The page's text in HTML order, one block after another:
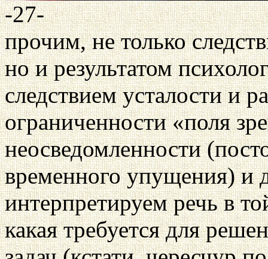
-27-
прочим, не только
но и результатом
следствием усталости и
ограниченности «поля
неосведомленности
временного упущения) и
интерпретируем речь в
какая требуется для